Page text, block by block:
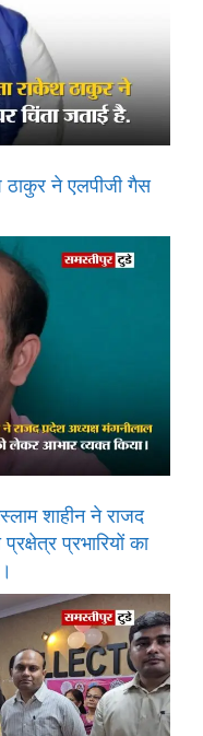
ठाकुर ने एलपीजी गैस
शाहीन ने राजद
प्रभारियों का